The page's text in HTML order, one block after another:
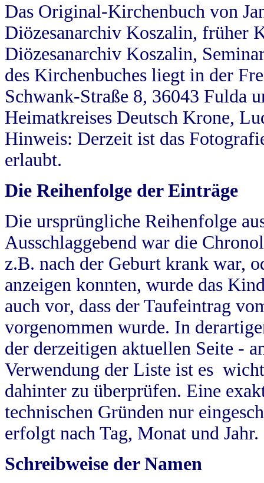
Das Original-Kirchenbuch von
Diözesanarchiv Koszalin, früher
Diözesanarchiv Koszalin,
des Kirchenbuches liegt in der
Schwank-Straße 8, 36043 Fulda
Heimatkreises Deutsch Krone,
Hinweis: Derzeit ist das
erlaubt.
Die Reihenfolge der Einträge
Die ursprüngliche Reihenfolge
Ausschlaggebend war die
z.B. nach der Geburt krank war,
anzeigen konnten, wurde das
auch vor, dass der Taufeintrag
vorgenommen wurde. In
der derzeitigen aktuellen Seite -
Verwendung der Liste ist es
dahinter zu überprüfen. Eine
technischen Gründen nur
erfolgt nach Tag, Monat und Jahr.
Schreibweise der Namen